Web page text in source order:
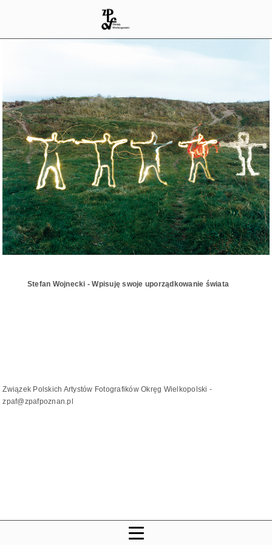
Stefan Wojnecki - Wpisuję swoje uporządkowanie świata
Związek Polskich Artystów Fotografików Okręg Wielkopolski -
zpaf@zpafpoznan.pl